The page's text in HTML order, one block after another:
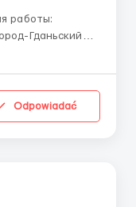
Odpowiadać